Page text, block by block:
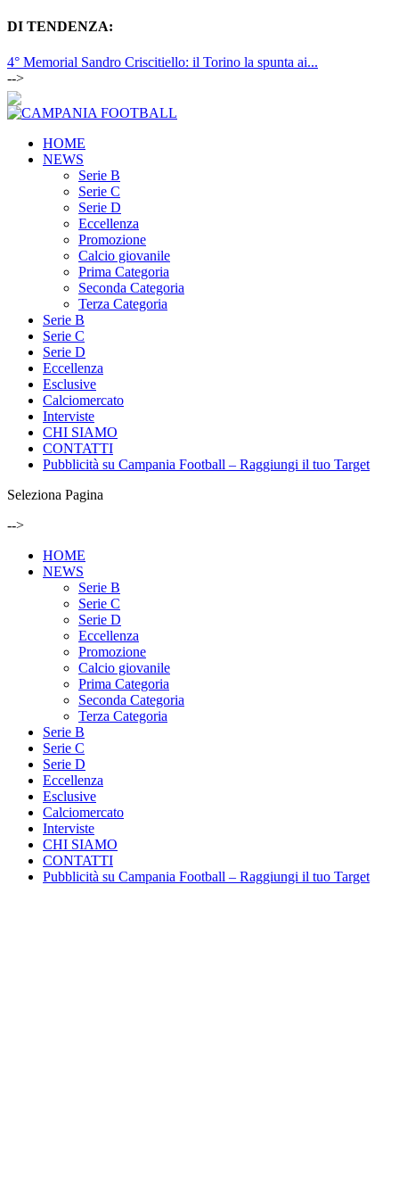
DI TENDENZA:
4° Memorial Sandro Criscitiello: il Torino la spunta ai...
-->
HOME
NEWS
Serie B
Serie C
Serie D
Eccellenza
Promozione
Calcio giovanile
Prima Categoria
Seconda Categoria
Terza Categoria
Serie B
Serie C
Serie D
Eccellenza
Esclusive
Calciomercato
Interviste
CHI SIAMO
CONTATTI
Pubblicità su Campania Football – Raggiungi il tuo Target
Seleziona Pagina
-->
HOME
NEWS
Serie B
Serie C
Serie D
Eccellenza
Promozione
Calcio giovanile
Prima Categoria
Seconda Categoria
Terza Categoria
Serie B
Serie C
Serie D
Eccellenza
Esclusive
Calciomercato
Interviste
CHI SIAMO
CONTATTI
Pubblicità su Campania Football – Raggiungi il tuo Target